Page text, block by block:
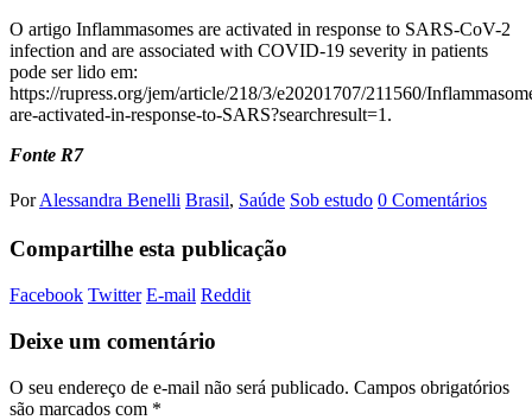
O artigo Inflammasomes are activated in response to SARS-CoV-2
infection and are associated with COVID-19 severity in patients
pode ser lido em:
https://rupress.org/jem/article/218/3/e20201707/211560/
are-activated-in-response-to-SARS?searchresult=1.
Fonte R7
Por Alessandra Benelli Brasil, Saúde Sob estudo 0 Comentários
Compartilhe esta publicação
Facebook Twitter E-mail Reddit
Deixe um comentário
O seu endereço de e-mail não será publicado. Campos obrigatórios
são marcados com *